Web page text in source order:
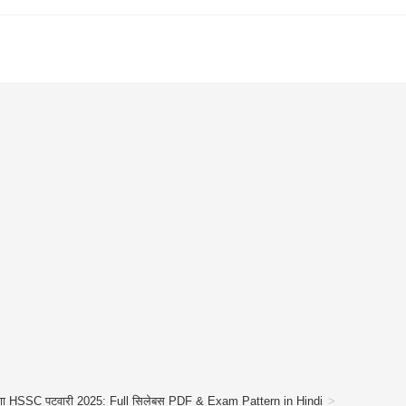
HSSC पटवारी 2025: Full सिलेबस PDF & Exam Pattern in Hindi >